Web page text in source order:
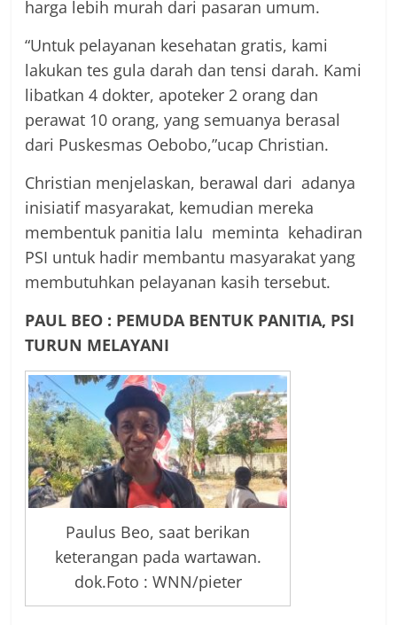
harga lebih murah dari pasaran umum.
“Untuk pelayanan kesehatan gratis, kami
lakukan tes gula darah dan tensi darah. Kami
libatkan 4 dokter, apoteker 2 orang dan
perawat 10 orang, yang semuanya berasal
dari Puskesmas Oebobo,”ucap Christian.
Christian menjelaskan, berawal dari adanya
inisiatif masyarakat, kemudian mereka
membentuk panitia lalu meminta kehadiran
PSI untuk hadir membantu masyarakat yang
membutuhkan pelayanan kasih tersebut.
PAUL BEO : PEMUDA BENTUK PANITIA, PSI
TURUN MELAYANI
Paulus Beo, saat berikan
keterangan pada wartawan.
dok.Foto : WNN/pieter